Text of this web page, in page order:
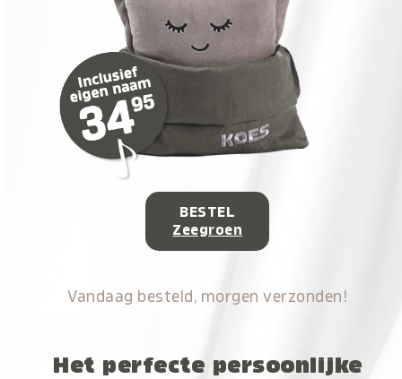
BESTEL
Zeegroen
Vandaag besteld, morgen verzonden!
Het perfecte persoonlijke